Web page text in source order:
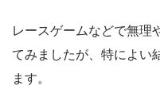
レースゲームなどで無理
てみましたが、特によい
ます。